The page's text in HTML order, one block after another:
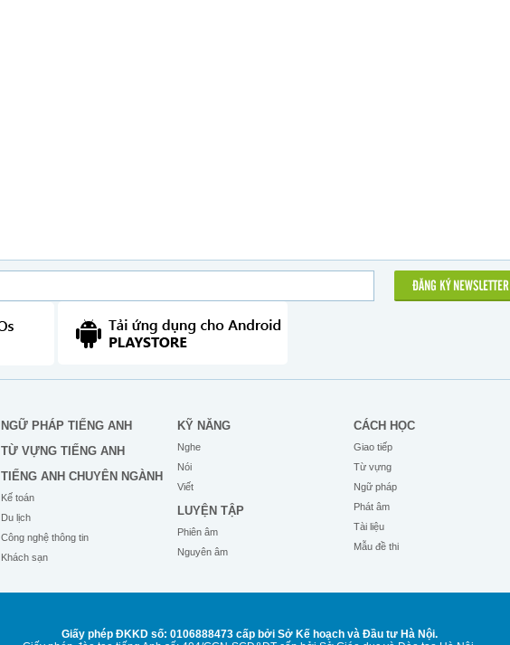
ĐĂNG KÝ NEWSLETTER
NGỮ PHÁP TIẾNG ANH
TỪ VỰNG TIẾNG ANH
TIẾNG ANH CHUYÊN NGÀNH
Kế toán
Du lịch
Công nghệ thông tin
Khách sạn
KỸ NĂNG
Nghe
Nói
Viết
LUYỆN TẬP
Phiên âm
Nguyên âm
CÁCH HỌC
Giao tiếp
Từ vựng
Ngữ pháp
Phát âm
Tài liệu
Mẫu đề thi
Giấy phép ĐKKD số: 0106888473 cấp bởi Sở Kế hoạch và Đầu tư Hà Nội.